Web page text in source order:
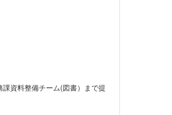
資料整備チーム(図書）まで提